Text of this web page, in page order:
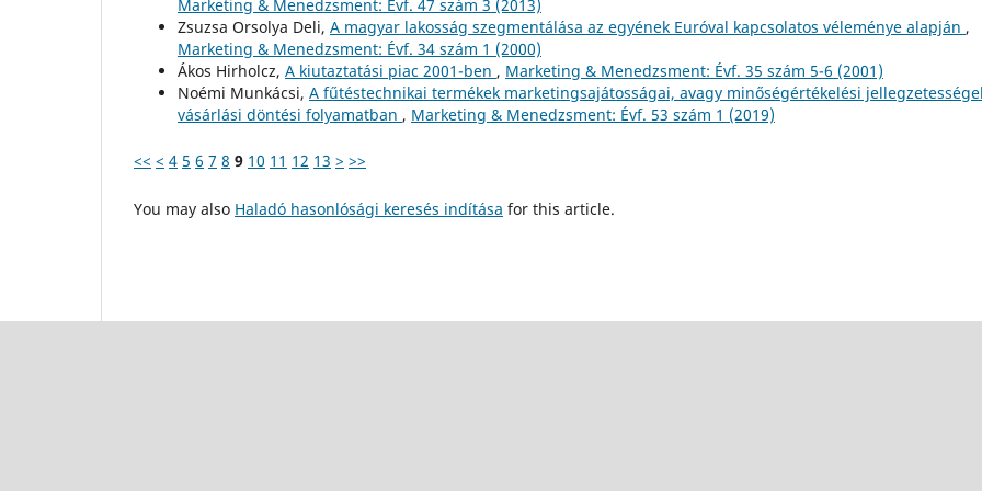
Marketing & Menedzsment: Évf. 47 szám 3 (2013)
Zsuzsa Orsolya Deli, A magyar lakosság szegmentálása az egyének Euróval kapcsolatos véleménye alapján ,
Marketing & Menedzsment: Évf. 34 szám 1 (2000)
Ákos Hirholcz, A kiutaztatási piac 2001-ben , Marketing & Menedzsment: Évf. 35 szám 5-6 (2001)
Noémi Munkácsi, A fűtéstechnikai termékek marketingsajátosságai, avagy minőségértékelési
vásárlási döntési folyamatban , Marketing & Menedzsment: Évf. 53 szám 1 (2019)
<< < 4 5 6 7 8 9 10 11 12 13 > >>
You may also Haladó hasonlósági keresés indítása for this article.